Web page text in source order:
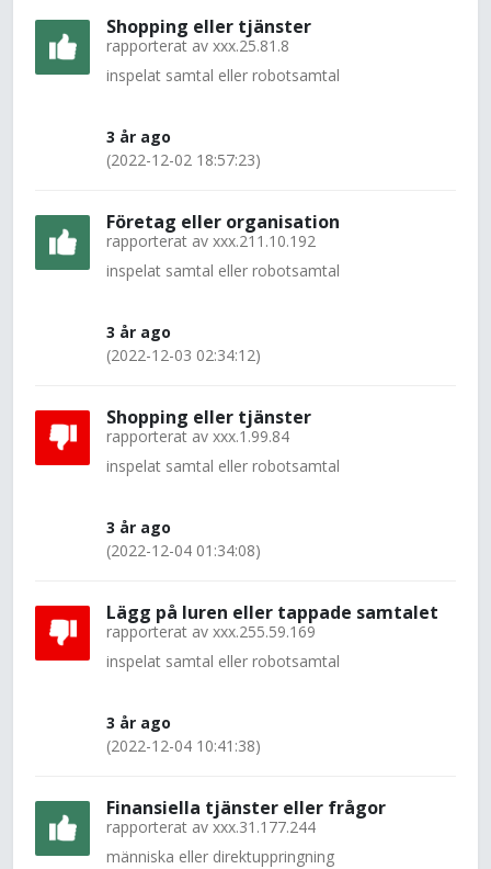
Shopping eller tjänster
rapporterat av xxx.25.81.8
inspelat samtal eller robotsamtal
3 år ago
(2022-12-02 18:57:23)
Företag eller organisation
rapporterat av xxx.211.10.192
inspelat samtal eller robotsamtal
3 år ago
(2022-12-03 02:34:12)
Shopping eller tjänster
rapporterat av xxx.1.99.84
inspelat samtal eller robotsamtal
3 år ago
(2022-12-04 01:34:08)
Lägg på luren eller tappade samtalet
rapporterat av xxx.255.59.169
inspelat samtal eller robotsamtal
3 år ago
(2022-12-04 10:41:38)
Finansiella tjänster eller frågor
rapporterat av xxx.31.177.244
människa eller direktuppringning